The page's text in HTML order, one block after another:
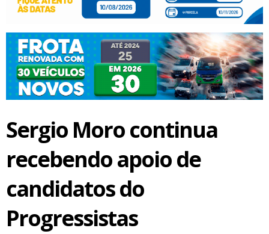
Sergio Moro continua
recebendo apoio de
candidatos do
Progressistas